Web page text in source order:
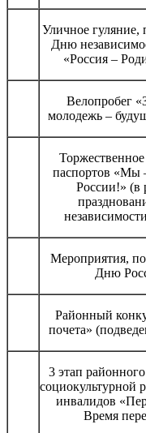
Уличное гуляние,
Дню
«Россия –
Велопробег
молодежь –
паспортов «Мы
России!» (в
Мероприятия,
Дню
Районный
почета»
3 этап
социокультурной
инвалидов
Время